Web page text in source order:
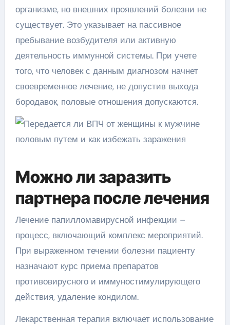
организме, но внешних проявлений болезни не
существует. Это указывает на пассивное
пребывание возбудителя или активную
деятельность иммунной системы. При учете
того, что человек с данным диагнозом начнет
своевременное лечение, не допустив выхода
бородавок, половые отношения допускаются.
Можно ли заразить
партнера после лечения
Лечение папилломавирусной инфекции –
процесс, включающий комплекс мероприятий.
При выраженном течении болезни пациенту
назначают курс приема препаратов
противовирусного и иммуностимулирующего
действия, удаление кондилом.
Лекарственная терапия включает использование